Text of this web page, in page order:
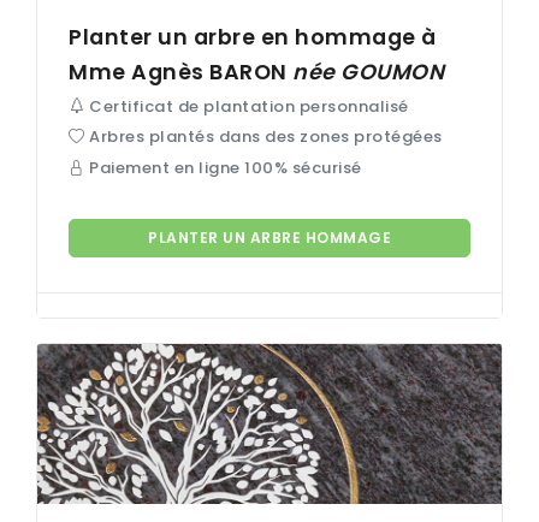
Planter un arbre en hommage à
Mme Agnès BARON née GOUMON
Certificat de plantation personnalisé
Arbres plantés dans des zones protégées
Paiement en ligne 100% sécurisé
PLANTER UN ARBRE HOMMAGE